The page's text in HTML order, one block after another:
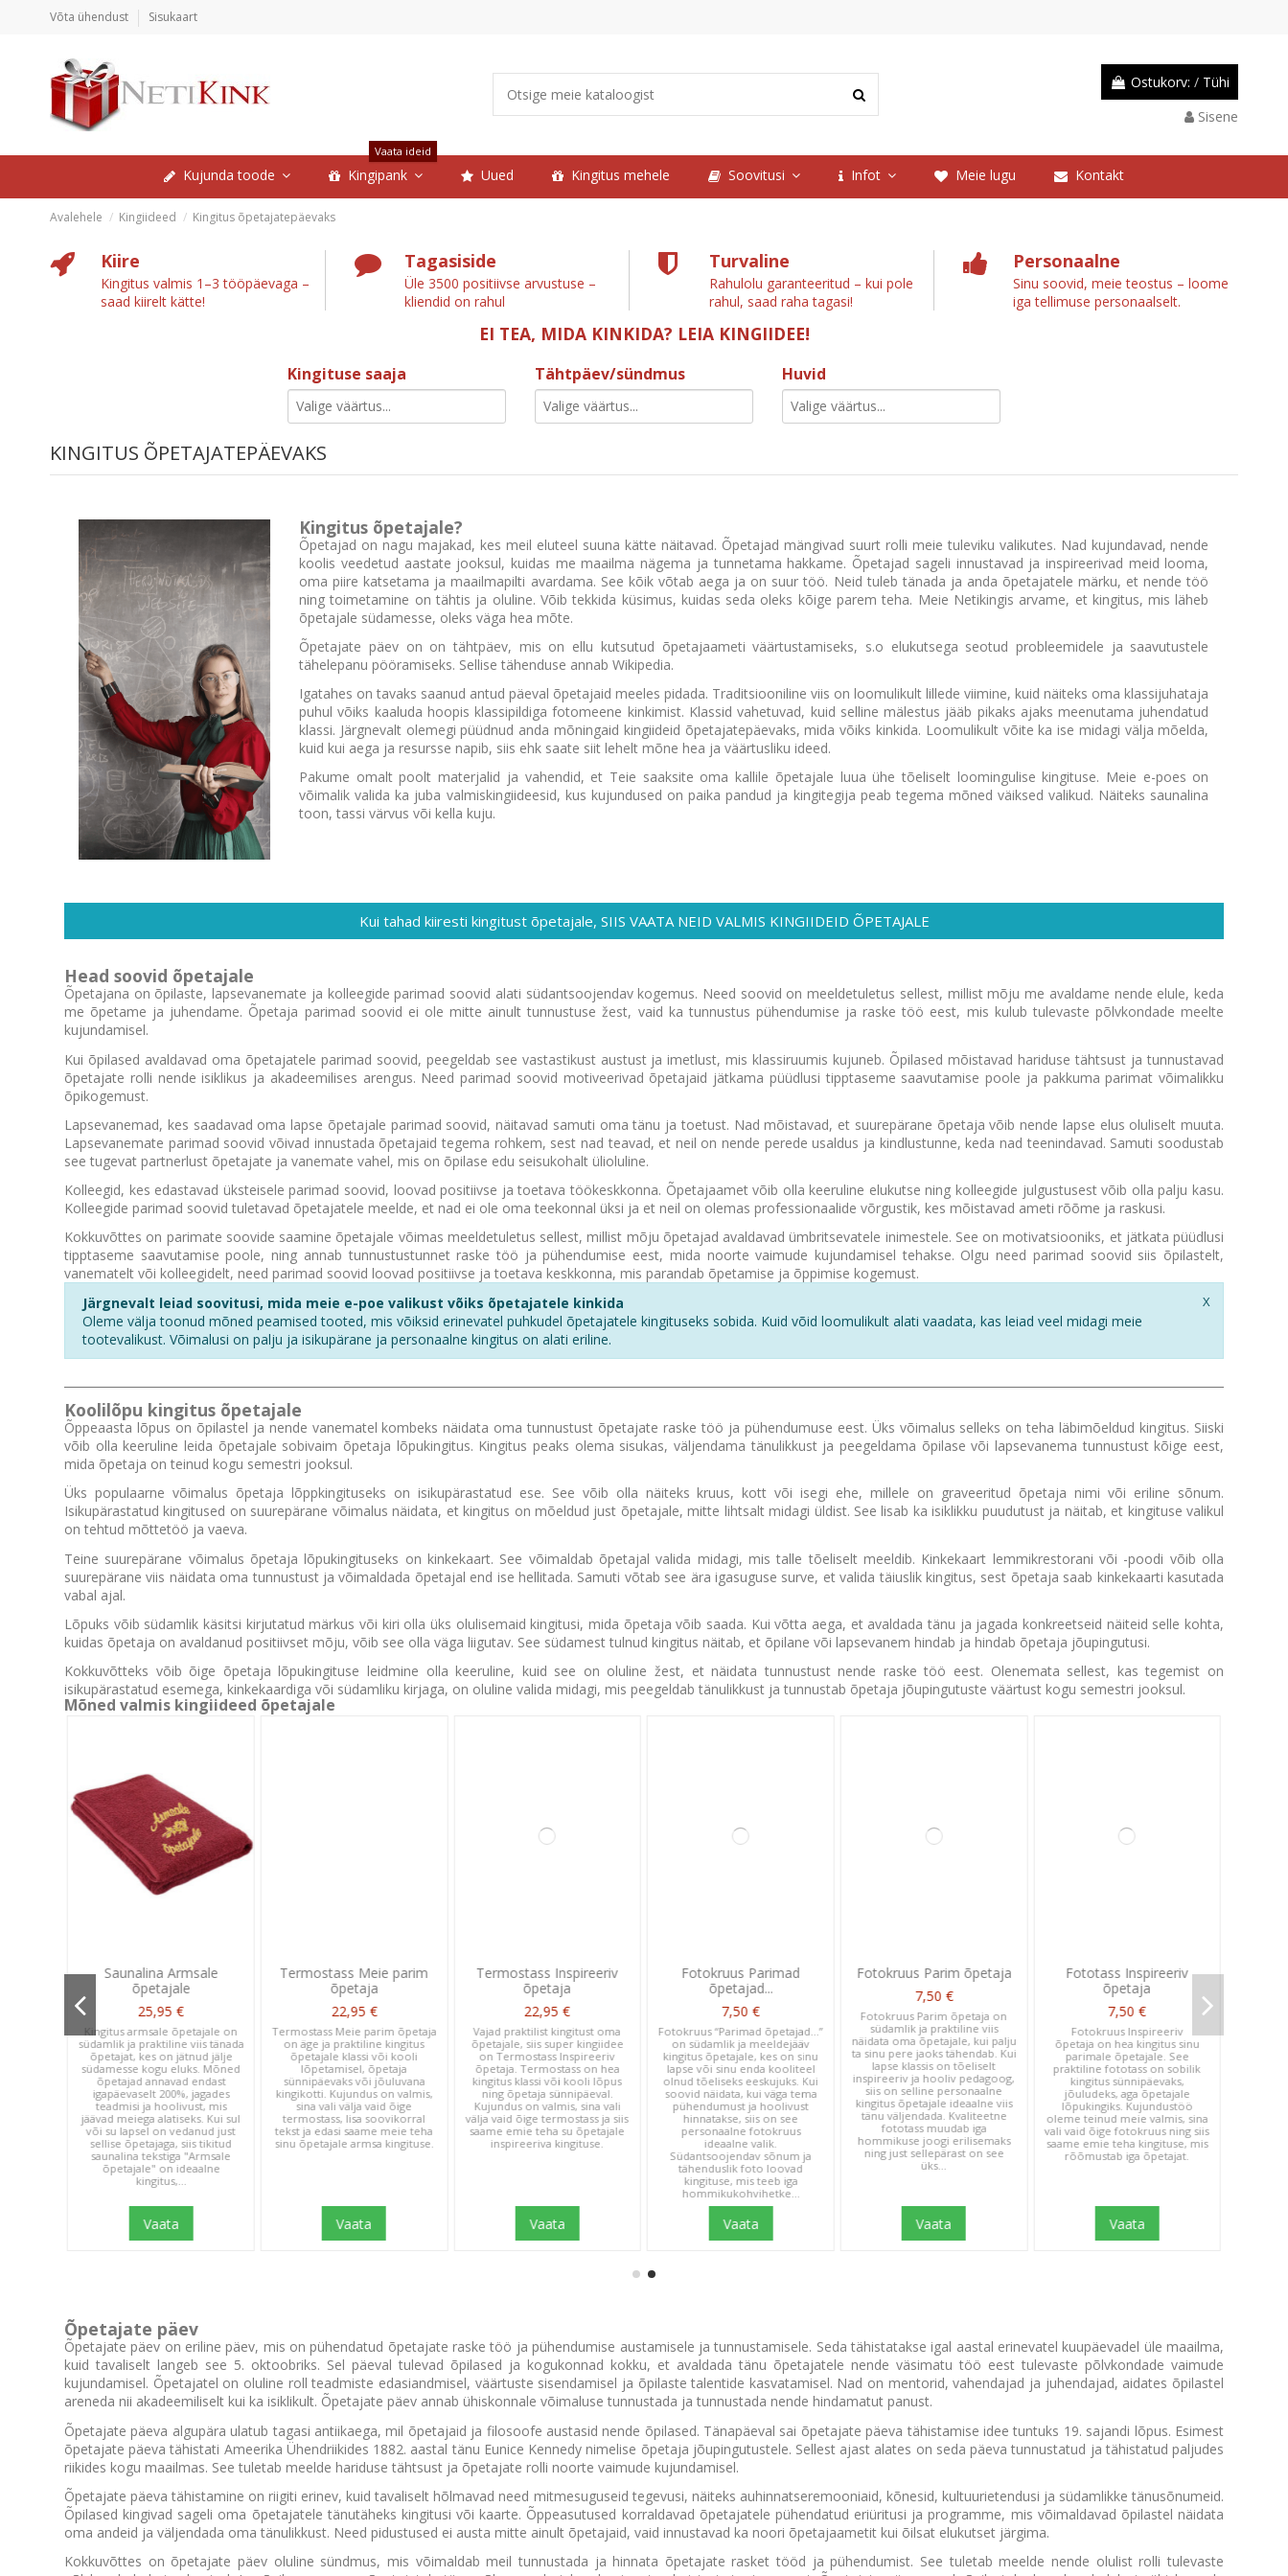
Võta ühendust Sisukaart
Ostukorv: / Tühi
Sisene
Kujunda toode Kingipank
Vaata ideid
Uued Kingitus mehele Soovitusi Infot Meie lugu Kontakt
Avalehele Kingiideed Kingitus õpetajatepäevaks
Kiire
Kingitus valmis 1–3 tööpäevaga –
saad kiirelt kätte!
Tagasiside
Üle 3500 positiivse arvustuse –
kliendid on rahul
Turvaline
Rahulolu garanteeritud – kui pole
rahul, saad raha tagasi!
Personaalne
Sinu soovid, meie teostus – loome
iga tellimuse personaalselt.
EI TEA, MIDA KINKIDA? LEIA KINGIIDEE!
Kingituse saaja Tähtpäev/sündmus Huvid
KINGITUS ÕPETAJATEPÄEVAKS
Kingitus õpetajale?
Õpetajad on nagu majakad, kes meil eluteel suuna kätte näitavad. Õpetajad mängivad suurt rolli meie tuleviku valikutes. Nad kujundavad, nende
koolis veedetud aastate jooksul, kuidas me maailma nägema ja tunnetama hakkame. Õpetajad sageli innustavad ja inspireerivad meid looma,
oma piire katsetama ja maailmapilti avardama. See kõik võtab aega ja on suur töö. Neid tuleb tänada ja anda õpetajatele märku, et nende töö
ning toimetamine on tähtis ja oluline. Võib tekkida küsimus, kuidas seda oleks kõige parem teha. Meie Netikingis arvame, et kingitus, mis läheb
õpetajale südamesse, oleks väga hea mõte.
Õpetajate päev on on tähtpäev, mis on ellu kutsutud õpetajaameti väärtustamiseks, s.o elukutsega seotud probleemidele ja saavutustele
tähelepanu pööramiseks. Sellise tähenduse annab Wikipedia.
Igatahes on tavaks saanud antud päeval õpetajaid meeles pidada. Traditsiooniline viis on loomulikult lillede viimine, kuid näiteks oma klassijuhataja
puhul võiks kaaluda hoopis klassipildiga fotomeene kinkimist. Klassid vahetuvad, kuid selline mälestus jääb pikaks ajaks meenutama juhendatud
klassi. Järgnevalt olemegi püüdnud anda mõningaid kingiideid õpetajatepäevaks, mida võiks kinkida. Loomulikult võite ka ise midagi välja mõelda,
kuid kui aega ja resursse napib, siis ehk saate siit lehelt mõne hea ja väärtusliku ideed.
Pakume omalt poolt materjalid ja vahendid, et Teie saaksite oma kallile õpetajale luua ühe tõeliselt loomingulise kingituse. Meie e-poes on
võimalik valida ka juba valmiskingiideesid, kus kujundused on paika pandud ja kingitegija peab tegema mõned väiksed valikud. Näiteks saunalina
toon, tassi värvus või kella kuju.
Kui tahad kiiresti kingitust õpetajale, SIIS VAATA NEID VALMIS KINGIIDEID ÕPETAJALE
Head soovid õpetajale
Õpetajana on õpilaste, lapsevanemate ja kolleegide parimad soovid alati südantsoojendav kogemus. Need soovid on meeldetuletus sellest, millist mõju me avaldame nende elule, keda
me õpetame ja juhendame. Õpetaja parimad soovid ei ole mitte ainult tunnustuse žest, vaid ka tunnustus pühendumise ja raske töö eest, mis kulub tulevaste põlvkondade meelte
kujundamisel.
Kui õpilased avaldavad oma õpetajatele parimad soovid, peegeldab see vastastikust austust ja imetlust, mis klassiruumis kujuneb. Õpilased mõistavad hariduse tähtsust ja tunnustavad
õpetajate rolli nende isiklikus ja akadeemilises arengus. Need parimad soovid motiveerivad õpetajaid jätkama püüdlusi tipptaseme saavutamise poole ja pakkuma parimat võimalikku
õpikogemust.
Lapsevanemad, kes saadavad oma lapse õpetajale parimad soovid, näitavad samuti oma tänu ja toetust. Nad mõistavad, et suurepärane õpetaja võib nende lapse elus oluliselt muuta.
Lapsevanemate parimad soovid võivad innustada õpetajaid tegema rohkem, sest nad teavad, et neil on nende perede usaldus ja kindlustunne, keda nad teenindavad. Samuti soodustab
see tugevat partnerlust õpetajate ja vanemate vahel, mis on õpilase edu seisukohalt ülioluline.
Kolleegid, kes edastavad üksteisele parimad soovid, loovad positiivse ja toetava töökeskkonna. Õpetajaamet võib olla keeruline elukutse ning kolleegide julgustusest võib olla palju kasu.
Kolleegide parimad soovid tuletavad õpetajatele meelde, et nad ei ole oma teekonnal üksi ja et neil on olemas professionaalide võrgustik, kes mõistavad ameti rõõme ja raskusi.
Kokkuvõttes on parimate soovide saamine õpetajale võimas meeldetuletus sellest, millist mõju õpetajad avaldavad ümbritsevatele inimestele. See on motivatsiooniks, et jätkata püüdlusi
tipptaseme saavutamise poole, ning annab tunnustustunnet raske töö ja pühendumise eest, mida noorte vaimude kujundamisel tehakse. Olgu need parimad soovid siis õpilastelt,
vanematelt või kolleegidelt, need parimad soovid loovad positiivse ja toetava keskkonna, mis parandab õpetamise ja õppimise kogemust.
Järgnevalt leiad soovitusi, mida meie e-poe valikust võiks õpetajatele kinkida
Oleme välja toonud mõned peamised tooted, mis võiksid erinevatel puhkudel õpetajatele kingituseks sobida. Kuid võid loomulikult alati vaadata, kas leiad veel midagi meie
tootevalikust. Võimalusi on palju ja isikupärane ja personaalne kingitus on alati eriline.
X
Koolilõpu kingitus õpetajale
Õppeaasta lõpus on õpilastel ja nende vanematel kombeks näidata oma tunnustust õpetajate raske töö ja pühendumuse eest. Üks võimalus selleks on teha läbimõeldud kingitus. Siiski
võib olla keeruline leida õpetajale sobivaim õpetaja lõpukingitus. Kingitus peaks olema sisukas, väljendama tänulikkust ja peegeldama õpilase või lapsevanema tunnustust kõige eest,
mida õpetaja on teinud kogu semestri jooksul.
Üks populaarne võimalus õpetaja lõppkingituseks on isikupärastatud ese. See võib olla näiteks kruus, kott või isegi ehe, millele on graveeritud õpetaja nimi või eriline sõnum.
Isikupärastatud kingitused on suurepärane võimalus näidata, et kingitus on mõeldud just õpetajale, mitte lihtsalt midagi üldist. See lisab ka isiklikku puudutust ja näitab, et kingituse valikul
on tehtud mõttetöö ja vaeva.
Teine suurepärane võimalus õpetaja lõpukingituseks on kinkekaart. See võimaldab õpetajal valida midagi, mis talle tõeliselt meeldib. Kinkekaart lemmikrestorani või -poodi võib olla
suurepärane viis näidata oma tunnustust ja võimaldada õpetajal end ise hellitada. Samuti võtab see ära igasuguse surve, et valida täiuslik kingitus, sest õpetaja saab kinkekaarti kasutada
vabal ajal.
Lõpuks võib südamlik käsitsi kirjutatud märkus või kiri olla üks olulisemaid kingitusi, mida õpetaja võib saada. Kui võtta aega, et avaldada tänu ja jagada konkreetseid näiteid selle kohta,
kuidas õpetaja on avaldanud positiivset mõju, võib see olla väga liigutav. See südamest tulnud kingitus näitab, et õpilane või lapsevanem hindab ja hindab õpetaja jõupingutusi.
Kokkuvõtteks võib õige õpetaja lõpukingituse leidmine olla keeruline, kuid see on oluline žest, et näidata tunnustust nende raske töö eest. Olenemata sellest, kas tegemist on
isikupärastatud esemega, kinkekaardiga või südamliku kirjaga, on oluline valida midagi, mis peegeldab tänulikkust ja tunnustab õpetaja jõupingutuste väärtust kogu semestri jooksul.
Mõned valmis kingiideed õpetajale
Saunalina Armsale
õpetajale
25,95 €
Kingitus armsale õpetajale on
südamlik ja praktiline viis tänada
õpetajat, kes on jätnud jälje
südamesse kogu eluks. Mõned
õpetajad annavad endast
igapäevaselt 200%, jagades
teadmisi ja hoolivust, mis
jäävad meiega alatiseks. Kui sul
või su lapsel on vedanud just
sellise õpetajaga, siis tikitud
saunalina tekstiga "Armsale
õpetajale" on ideaalne
kingitus,...
Vaata
Termostass Meie parim
õpetaja
22,95 €
Termostass Meie parim õpetaja
on äge ja praktiline kingitus
õpetajale klassi või kooli
lõpetamisel, õpetaja
sünnipäevaks või jõuluvana
kingikotti. Kujundus on valmis,
sina vali välja vaid õige
termostass, lisa soovikorral
tekst ja edasi saame meie teha
sinu õpetajale armsa kingituse.
Vaata
Termostass Inspireeriv
õpetaja
22,95 €
Vajad praktilist kingitust oma
õpetajale, siis super kingiidee
on Termostass Inspireeriv
õpetaja. Termostass on hea
kingitus klassi või kooli lõpus
ning õpetaja sünnipäeval.
Kujundus on valmis, sina vali
välja vaid õige termostass ja siis
saame emie teha su õpetajale
inspireeriva kingituse.
Vaata
Fotokruus Parimad
õpetajad...
7,50 €
Fotokruus “Parimad õpetajad…”
on südamlik ja meeldejääv
kingitus õpetajale, kes on sinu
lapse või sinu enda kooliteel
olnud tõeliseks eeskujuks. Kui
soovid näidata, kui väga tema
pühendumust ja hoolivust
hinnatakse, siis on see
personaalne fotokruus
ideaalne valik.
Südantsoojendav sõnum ja
tähenduslik foto loovad
kingituse, mis teeb iga
hommikukohvihetke...
Vaata
Fotokruus Parim õpetaja
7,50 €
Fotokruus Parim õpetaja on
südamlik ja praktiline viis
näidata oma õpetajale, kui palju
ta sinu pere jaoks tähendab. Kui
lapse klassis on tõeliselt
inspireeriv ja hooliv pedagoog,
siis on selline personaalne
kingitus õpetajale ideaalne viis
tänu väljendada. Kvaliteetne
fototass muudab iga
hommikuse joogi erilisemaks
ning just sellepärast on see
üks...
Vaata
Fototass Inspireeriv
õpetaja
7,50 €
Fotokruus Inspireeriv
õpetaja on hea kingitus sinu
parimale õpetajale. See
praktiline fototass on sobilik
kingitus sünnipäevaks,
jõuludeks, aga õpetajale
lõpukingiks. Kujundustöö
oleme teinud meie valmis, sina
vali vaid õige fotokruus ning siis
saame emie teha kingituse, mis
rõõmustab iga õpetajat.
Vaata
Õpetajate päev
Õpetajate päev on eriline päev, mis on pühendatud õpetajate raske töö ja pühendumise austamisele ja tunnustamisele. Seda tähistatakse igal aastal erinevatel kuupäevadel üle maailma,
kuid tavaliselt langeb see 5. oktoobriks. Sel päeval tulevad õpilased ja kogukonnad kokku, et avaldada tänu õpetajatele nende väsimatu töö eest tulevaste põlvkondade vaimude
kujundamisel. Õpetajatel on oluline roll teadmiste edasiandmisel, väärtuste sisendamisel ja õpilaste talentide kasvatamisel. Nad on mentorid, vahendajad ja juhendajad, aidates õpilastel
areneda nii akadeemiliselt kui ka isiklikult. Õpetajate päev annab ühiskonnale võimaluse tunnustada ja tunnustada nende hindamatut panust.
Õpetajate päeva algupära ulatub tagasi antiikaega, mil õpetajaid ja filosoofe austasid nende õpilased. Tänapäeval sai õpetajate päeva tähistamise idee tuntuks 19. sajandi lõpus. Esimest
õpetajate päeva tähistati Ameerika Ühendriikides 1882. aastal tänu Eunice Kennedy nimelise õpetaja jõupingutustele. Sellest ajast alates on seda päeva tunnustatud ja tähistatud paljudes
riikides kogu maailmas. See tuletab meelde hariduse tähtsust ja õpetajate rolli noorte vaimude kujundamisel.
Õpetajate päeva tähistamine on riigiti erinev, kuid tavaliselt hõlmavad need mitmesuguseid tegevusi, näiteks auhinnatseremooniaid, kõnesid, kultuurietendusi ja südamlikke tänusõnumeid.
Õpilased kingivad sageli oma õpetajatele tänutäheks kingitusi või kaarte. Õppeasutused korraldavad õpetajatele pühendatud eriüritusi ja programme, mis võimaldavad õpilastel näidata
oma andeid ja väljendada oma tänulikkust. Need pidustused ei austa mitte ainult õpetajaid, vaid innustavad ka noori õpetajaametit kui õilsat elukutset järgima.
Kokkuvõttes on õpetajate päev oluline sündmus, mis võimaldab meil tunnustada ja hinnata õpetajate rasket tööd ja pühendumist. See tuletab meelde nende olulist rolli tulevaste